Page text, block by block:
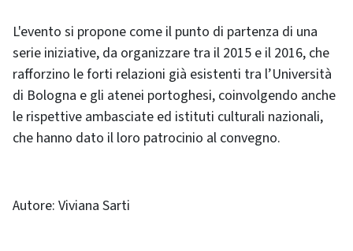
L'evento si propone come il punto di partenza di una
serie iniziative, da organizzare tra il 2015 e il 2016, che
rafforzino le forti relazioni già esistenti tra l’Università
di Bologna e gli atenei portoghesi, coinvolgendo anche
le rispettive ambasciate ed istituti culturali nazionali,
che hanno dato il loro patrocinio al convegno.
Autore: Viviana Sarti